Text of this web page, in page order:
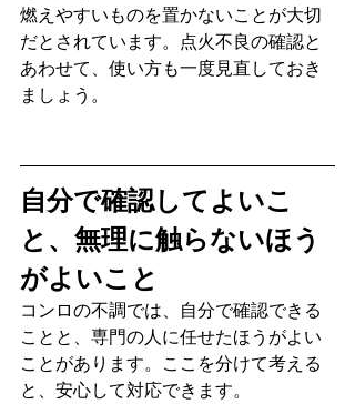
燃えやすいものを置かないことが大切
だとされています。点火不良の確認と
あわせて、使い方も一度見直しておき
ましょう。
自分で確認してよいこ
と、無理に触らないほう
がよいこと
コンロの不調では、自分で確認できる
ことと、専門の人に任せたほうがよい
ことがあります。ここを分けて考える
と、安心して対応できます。